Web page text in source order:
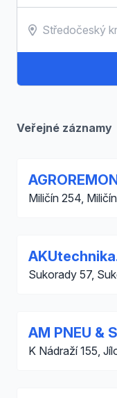
Veřejné záznamy
Miličín 254, Miličín
Sukorady 57,
AM PNEU &
K Nádraží 155,